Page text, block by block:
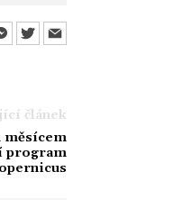
článek
měsícem
program